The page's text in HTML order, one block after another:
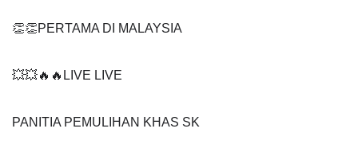
👏👏PERTAMA DI MALAYSIA
💥💥🔥🔥LIVE LIVE
PANITIA PEMULIHAN KHAS SK